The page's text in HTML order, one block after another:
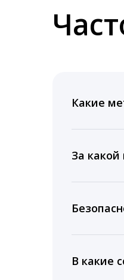
Какие
время для
За какой
5 лет.
В какие